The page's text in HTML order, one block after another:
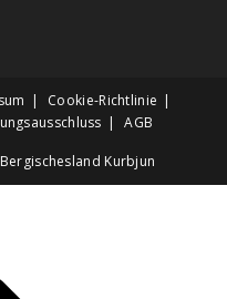
Cookie-Richtlinie
AGB
Kurbjun